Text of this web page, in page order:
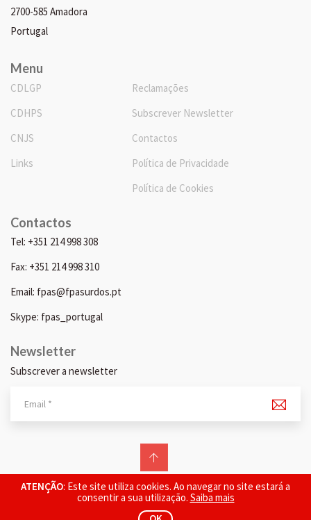
ATENÇÃO: Este site utiliza cookies. Ao navegar no site estará a
consentir a sua utilização. Saiba mais
2700-585 Amadora
Portugal
Menu
CDLGP
CDHPS
CNJS
Links
Reclamações
Subscrever Newsletter
Contactos
Política de Privacidade
Política de Cookies
Contactos
Tel: +351 214 998 308
Fax: +351 214 998 310
Email: fpas@fpasurdos.pt
Skype: fpas_portugal
Newsletter
Subscrever a newsletter
© 2026 FPAS. Todos os direitos reservados.